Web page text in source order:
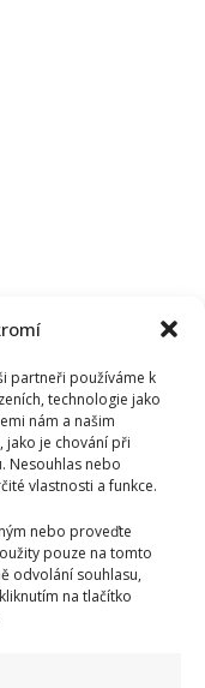
partneři používáme k
technologie jako
nám a našim
je chování při
Nesouhlas nebo
vlastnosti a funkce.
nebo proveďte
pouze na tomto
odvolání souhlasu,
na tlačítko